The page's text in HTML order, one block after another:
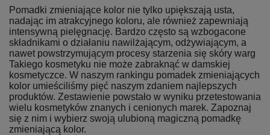
Pomadki zmieniające kolor nie tylko upiększają usta,
nadając im atrakcyjnego koloru, ale również zapewniają
intensywną pielęgnację. Bardzo często są wzbogacone
składnikami o działaniu nawilżającym, odżywiającym, a
nawet powstrzymującym procesy starzenia się skóry warg
Takiego kosmetyku nie może zabraknąć w damskiej
kosmetyczce. W naszym rankingu pomadek zmieniających
kolor umieściliśmy pięć naszym zdaniem najlepszych
produktów. Zestawienie powstało w wyniku przetestowania
wielu kosmetyków znanych i cenionych marek. Zapoznaj
się z nim i wybierz swoją ulubioną magiczną pomadkę
zmieniającą kolor.